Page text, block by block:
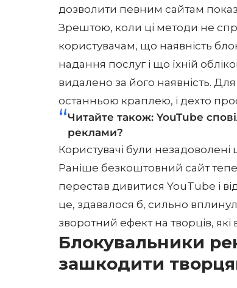
дозволити певним сайтам
Зрештою, коли ці методи не
користувачам, що наявність
надання послуг і що їхній
видалено за його наявність.
останньою краплею, і дехто
Читайте також:YouTube
реклами?
Користувачі були незадоволені
Раніше безкоштовний сайт
перестав дивитися YouTube і
це, здавалося б, сильно
зворотний ефект на творців,
Блокувальники
зашкодити